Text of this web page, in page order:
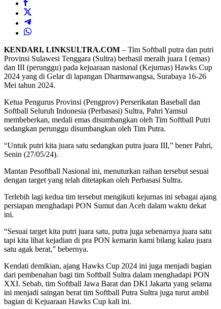
KENDARI, LINKSULTRA.COM – Tim Softball putra dan putri
Provinsi Sulawesi Tenggara (Sultra) berhasil meraih juara I (emas)
dan III (perunggu) pada kejuaraan nasional (Kejurnas) Hawks Cup
2024 yang di Gelar di lapangan Dharmawangsa, Surabaya 16-26
Mei tahun 2024.
Ketua Pengurus Provinsi (Pengprov) Perserikatan Baseball dan
Softball Seluruh Indonesia (Perbasasi) Sultra, Pahri Yamsul
membeberkan, medali emas disumbangkan oleh Tim Softball Putri
sedangkan perunggu disumbangkan oleh Tim Putra.
“Untuk putri kita juara satu sedangkan putra juara III,” bener Pahri,
Senin (27/05/24).
Mantan Pesoftball Nasional ini, menuturkan raihan tersebut sesuai
dengan target yang telah ditetapkan oleh Perbasasi Sultra.
Terlebih lagi kedua tim tersebut mengikuti kejurnas ini sebagai ajang
persiapan menghadapi PON Sumut dan Aceh dalam waktu dekat
ini.
“Sesuai target kita putri juara satu, putra juga sebenarnya juara satu
tapi kita lihat kejadian di pra PON kemarin kami bilang kalau juara
satu agak berat,” bebernya.
Kendati demikian, ajang Hawks Cup 2024 ini juga menjadi bagian
dari pembenahan bagi tim Softball Sultra dalam menghadapi PON
XXI. Sebab, tim Softball Jawa Barat dan DKI Jakarta yang selama
ini menjadi saingan berat tim Softball Putra Sultra juga turut ambil
bagian di Kejuaraan Hawks Cup kali ini.